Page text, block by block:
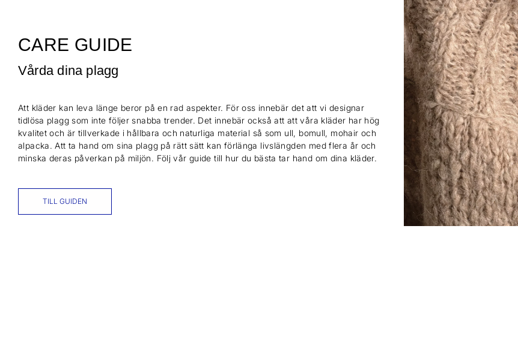
CARE GUIDE
Vårda dina plagg
Att kläder kan leva länge beror på en rad aspekter. För oss innebär det att vi designar
tidlösa plagg som inte följer snabba trender. Det innebär också att att våra kläder har hög
kvalitet och är tillverkade i hållbara och naturliga material så som ull, bomull, mohair och
alpacka. Att ta hand om sina plagg på rätt sätt kan förlänga livslängden med flera år och
minska deras påverkan på miljön. Följ vår guide till hur du bästa tar hand om dina kläder.
TILL GUIDEN